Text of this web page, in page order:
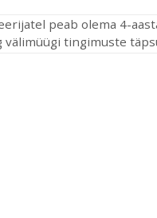
peab olema 4-
välimüügi tingimuste